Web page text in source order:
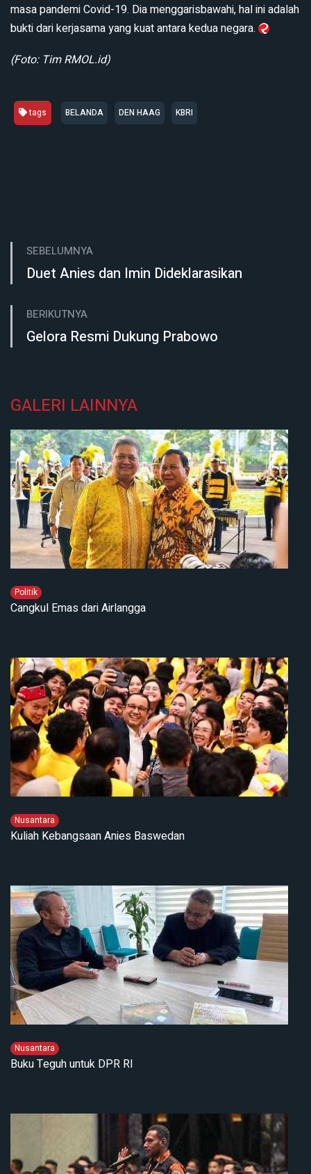
masa pandemi Covid-19. Dia menggarisbawahi, hal ini adalah
bukti dari kerjasama yang kuat antara kedua negara.
(Foto: Tim RMOL.id)
tags BELANDA DEN HAAG KBRI
SEBELUMNYA
Duet Anies dan Imin Dideklarasikan
BERIKUTNYA
Gelora Resmi Dukung Prabowo
GALERI LAINNYA
Politik
Cangkul Emas dari Airlangga
Nusantara
Kuliah Kebangsaan Anies Baswedan
Nusantara
Buku Teguh untuk DPR RI